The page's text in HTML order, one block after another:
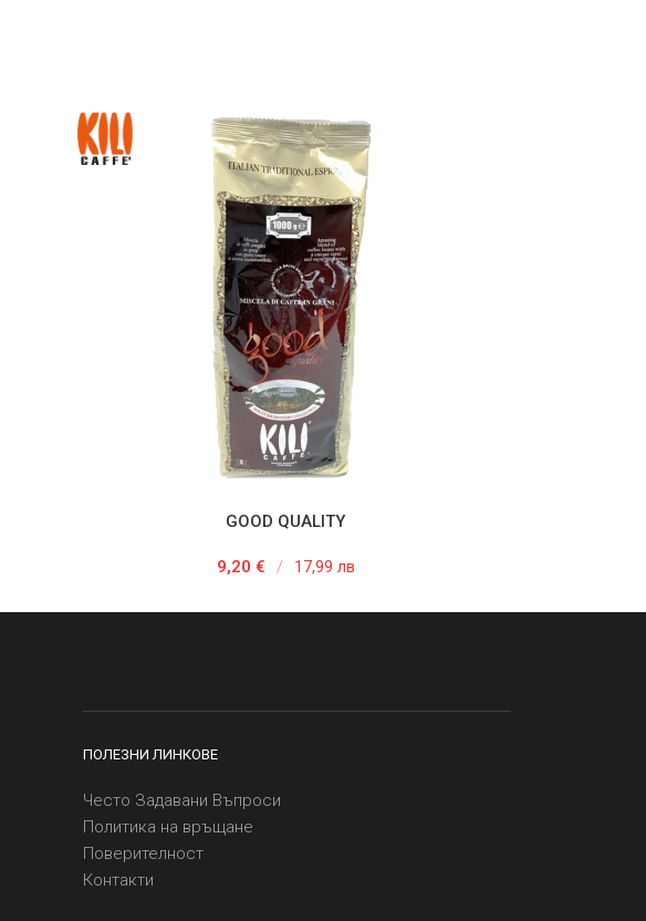
ДОБАВЯНЕ В КОЛИЧКАТАGOOD QUALITY
9,20 € / 17,99 лв
ПОЛЕЗНИ ЛИНКОВЕ
Често Задавани Въпроси
Политика на връщане
Поверителност
Контакти